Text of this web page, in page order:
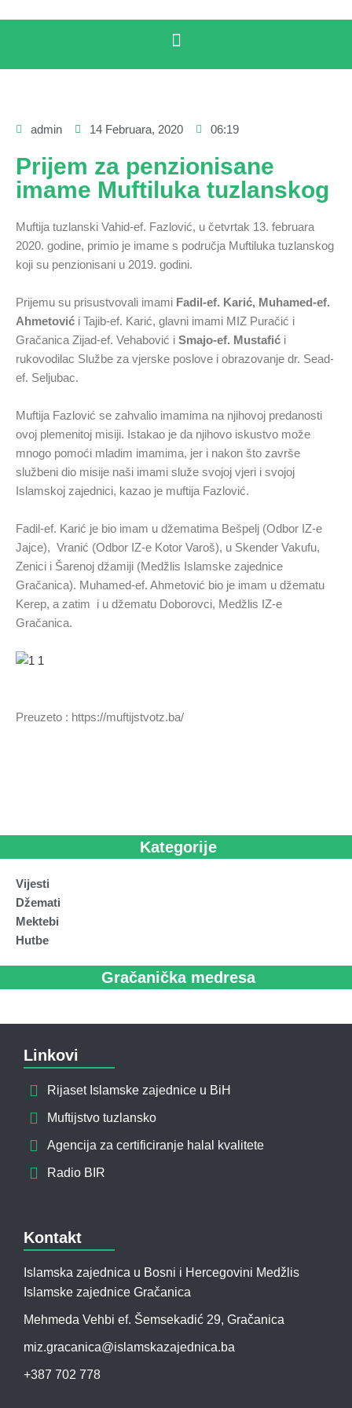
admin 14 Februara, 2020 06:19
Prijem za penzionisane
imame Muftiluka tuzlanskog
Muftija tuzlanski Vahid-ef. Fazlović, u četvrtak 13. februara
2020. godine, primio je imame s područja Muftiluka tuzlanskog
koji su penzionisani u 2019. godini.
Prijemu su prisustvovali imami Fadil-ef. Karić, Muhamed-ef.
Ahmetović i Tajib-ef. Karić, glavni imami MIZ Puračić i
Gračanica Zijad-ef. Vehabović i Smajo-ef. Mustafić i
rukovodilac Službe za vjerske poslove i obrazovanje dr. Sead-
ef. Seljubac.
Muftija Fazlović se zahvalio imamima na njihovoj predanosti
ovoj plemenitoj misiji. Istakao je da njihovo iskustvo može
mnogo pomoći mladim imamima, jer i nakon što završe
službeni dio misije naši imami služe svojoj vjeri i svojoj
Islamskoj zajednici, kazao je muftija Fazlović.
Fadil-ef. Karić je bio imam u džematima Bešpelj (Odbor IZ-e
Jajce), Vranić (Odbor IZ-e Kotor Varoš), u Skender Vakufu,
Zenici i Šarenoj džamiji (Medžlis Islamske zajednice
Gračanica). Muhamed-ef. Ahmetović bio je imam u džematu
Kerep, a zatim i u džematu Doborovci, Medžlis IZ-e
Gračanica.
Preuzeto : https://muftijstvotz.ba/
Kategorije
Vijesti
Džemati
Mektebi
Hutbe
Gračanička medresa
Linkovi
Rijaset Islamske zajednice u BiH
Muftijstvo tuzlansko
Agencija za certificiranje halal kvalitete
Radio BIR
Kontakt
Islamska zajednica u Bosni i Hercegovini Medžlis
Islamske zajednice Gračanica
Mehmeda Vehbi ef. Šemsekadić 29, Gračanica
miz.gracanica@islamskazajednica.ba
+387 702 778